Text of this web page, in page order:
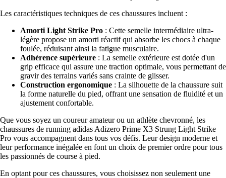
Les caractéristiques techniques de ces chaussures incluent :
Amorti Light Strike Pro : Cette semelle intermédiaire ultra-
légère propose un amorti réactif qui absorbe les chocs à chaque
foulée, réduisant ainsi la fatigue musculaire.
Adhérence supérieure : La semelle extérieure est dotée d'un
grip efficace qui assure une traction optimale, vous permettant de
gravir des terrains variés sans crainte de glisser.
Construction ergonomique : La silhouette de la chaussure suit
la forme naturelle du pied, offrant une sensation de fluidité et un
ajustement confortable.
Que vous soyez un coureur amateur ou un athlète chevronné, les
chaussures de running adidas Adizero Prime X3 Strung Light Strike
Pro vous accompagnent dans tous vos défis. Leur design moderne et
leur performance inégalée en font un choix de premier ordre pour tous
les passionnés de course à pied.
En optant pour ces chaussures, vous choisissez non seulement une